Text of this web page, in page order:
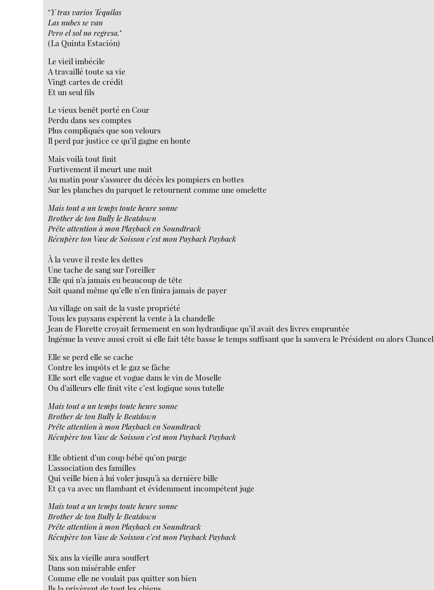
"Y tras varios Tequilas
Las nubes se van
Pero el sol no regresa."
(La Quinta Estación)
Le vieil imbécile
A travaillé toute sa vie
Vingt cartes de crédit
Et un seul fils
Le vieux benêt porté en Cour
Perdu dans ses comptes
Plus compliqués que son velours
Il perd par justice ce qu’il gagne en honte
Mais voilà tout finit
Furtivement il meurt une nuit
Au matin pour s’assurer du décès les pompiers en bottes
Sur les planches du parquet le retournent comme une omelette
Mais tout a un temps toute heure sonne
Brother de ton Bully le Beatdown
Prête attention à mon Playback en Soundtrack
Récupère ton Vase de Soisson c’est mon Payback Payback
À la veuve il reste les dettes
Une tache de sang sur l’oreiller
Elle qui n’a jamais eu beaucoup de tête
Sait quand même qu’elle n’en finira jamais de payer
Au village on sait de la vaste propriété
Tous les paysans espèrent la vente à la chandelle
Jean de Florette croyait fermement en son hydraulique qu’il avait des livres empruntée
Ingénue la veuve aussi croit si elle fait tête basse le temps suffisant que la sauvera le Président ou alors Chancel
Elle se perd elle se cache
Contre les impôts et le gaz se fâche
Elle sort elle vague et vogue dans le vin de Moselle
Ou d’ailleurs elle finit vite c’est logique sous tutelle
Mais tout a un temps toute heure sonne
Brother de ton Bully le Beatdown
Prête attention à mon Playback en Soundtrack
Récupère ton Vase de Soisson c’est mon Payback Payback
Elle obtient d’un coup bébé qu’on purge
L’association des familles
Qui veille bien à lui voler jusqu’à sa dernière bille
Et ça va avec un flambant et évidemment incompétent juge
Mais tout a un temps toute heure sonne
Brother de ton Bully le Beatdown
Prête attention à mon Playback en Soundtrack
Récupère ton Vase de Soisson c’est mon Payback Payback
Six ans la vieille aura souffert
Dans son misérable enfer
Comme elle ne voulait pas quitter son bien